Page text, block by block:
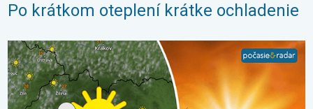
Po krátkom oteplení krátke ochladenie
Extrém ustúpi, horúčavy zostanú. Výhľad počasia. . . streda 5.